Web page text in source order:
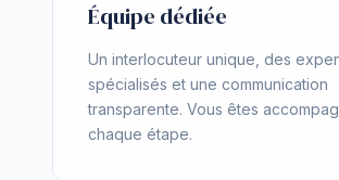
Équipe dédiée
Un interlocuteur unique, des
spécialisés et une communication
transparente. Vous êtes
chaque étape.